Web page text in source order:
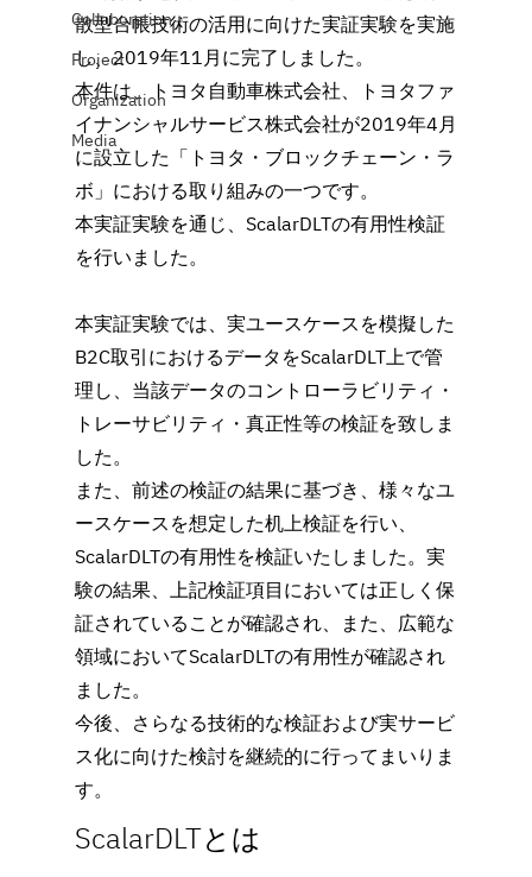
Collaboration
Project
Organization
Media
散型台帳技術の活用に向けた実証実験を実施
し、2019年11月に完了しました。
本件は、トヨタ自動車株式会社、トヨタファ
イナンシャルサービス株式会社が2019年4月
に設立した「トヨタ・ブロックチェーン・ラ
ボ」における取り組みの一つです。
本実証実験を通じ、ScalarDLTの有用性検証
を行いました。
本実証実験では、実ユースケースを模擬した
B2C取引におけるデータをScalarDLT上で管
理し、当該データのコントローラビリティ・
トレーサビリティ・真正性等の検証を致しま
した。
また、前述の検証の結果に基づき、様々なユ
ースケースを想定した机上検証を行い、
ScalarDLTの有用性を検証いたしました。実
験の結果、上記検証項目においては正しく保
証されていることが確認され、また、広範な
領域においてScalarDLTの有用性が確認され
ました。
今後、さらなる技術的な検証および実サービ
ス化に向けた検討を継続的に行ってまいりま
す。
ScalarDLTとは